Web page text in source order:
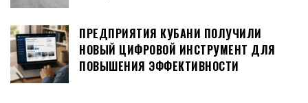
ПРЕДПРИЯТИЯ КУБАНИ ПОЛУЧИЛИ
НОВЫЙ ЦИФРОВОЙ ИНСТРУМЕНТ ДЛЯ
ПОВЫШЕНИЯ ЭФФЕКТИВНОСТИ